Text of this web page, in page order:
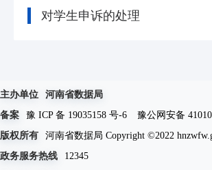
对学生申诉的处理
主办单位
河南省数据局
备案
豫 ICP 备 19035158 号-6
豫公网安备
版权所有
河南省数据局 Copyright ©2022
政务服务热线
12345